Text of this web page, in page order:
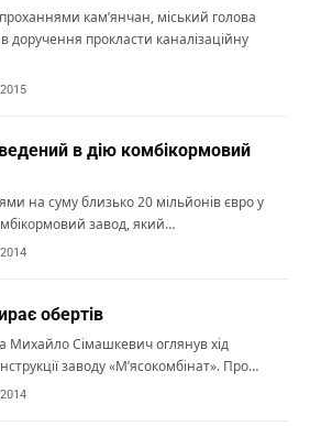
кам’янчан, міський голова
прокласти каналізаційну
в дію комбікормовий
на суму близько 20 мільйонів євро у
завод, який…
обертів
Михайло Сімашкевич оглянув хід
заводу «М’ясокомбінат». Про…